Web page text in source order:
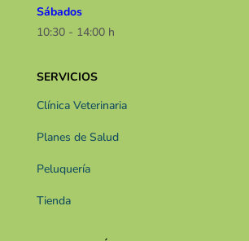
Sábados
10:30 - 14:00 h​​
SERVICIOS
Clínica Veterinaria
Planes de Salud
Peluquería
Tienda